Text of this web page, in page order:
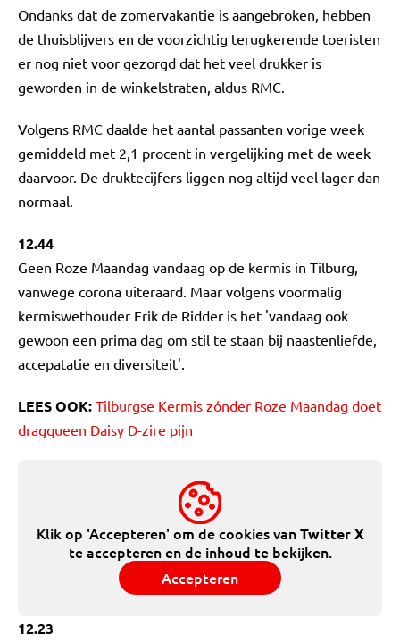
Ondanks dat de zomervakantie is aangebroken, hebben
de thuisblijvers en de voorzichtig terugkerende toeristen
er nog niet voor gezorgd dat het veel drukker is
geworden in de winkelstraten, aldus RMC.
Volgens RMC daalde het aantal passanten vorige week
gemiddeld met 2,1 procent in vergelijking met de week
daarvoor. De druktecijfers liggen nog altijd veel lager dan
normaal.
12.44
Geen Roze Maandag vandaag op de kermis in Tilburg,
vanwege corona uiteraard. Maar volgens voormalig
kermiswethouder Erik de Ridder is het 'vandaag ook
gewoon een prima dag om stil te staan bij naastenliefde,
accepatatie en diversiteit'.
LEES OOK: Tilburgse Kermis zónder Roze Maandag doet
dragqueen Daisy D-zire pijn
Klik op 'Accepteren' om de cookies vanTwitter X
te accepteren en de inhoud te bekijken.
Accepteren
12.23